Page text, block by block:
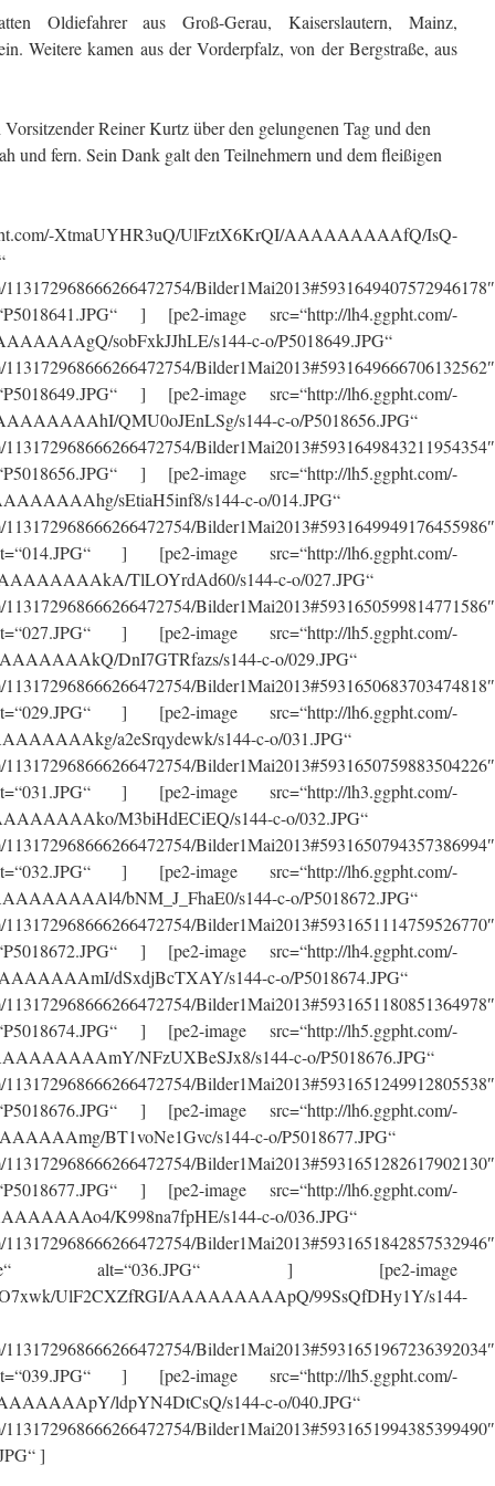
Oldiefahrer aus Groß-Gerau, Kaiserslautern, Mainz,
Weitere kamen aus der Vorderpfalz, von der Bergstraße, aus
Reiner Kurtz über den gelungenen Tag und den
und fern. Sein Dank galt den Teilnehmern und dem fleißigen
XtmaUYHR3uQ/UlFztX6KrQI/AAAAAAAAAfQ/IsQ-
Bilder1Mai2013#5931649407572946178″
] [pe2-image src=“http://lh4.ggpht.com/-
sobFxkJJhLE/s144-c-o/P5018649.JPG“
Bilder1Mai2013#5931649666706132562″
] [pe2-image src=“http://lh6.ggpht.com/-
QMU0oJEnLSg/s144-c-o/P5018656.JPG“
Bilder1Mai2013#5931649843211954354″
] [pe2-image src=“http://lh5.ggpht.com/-
sEtiaH5inf8/s144-c-o/014.JPG“
Bilder1Mai2013#5931649949176455986″
] [pe2-image src=“http://lh6.ggpht.com/-
TlLOYrdAd60/s144-c-o/027.JPG“
Bilder1Mai2013#5931650599814771586″
] [pe2-image src=“http://lh5.ggpht.com/-
DnI7GTRfazs/s144-c-o/029.JPG“
Bilder1Mai2013#5931650683703474818″
] [pe2-image src=“http://lh6.ggpht.com/-
a2eSrqydewk/s144-c-o/031.JPG“
Bilder1Mai2013#5931650759883504226″
] [pe2-image src=“http://lh3.ggpht.com/-
M3biHdECiEQ/s144-c-o/032.JPG“
Bilder1Mai2013#5931650794357386994″
] [pe2-image src=“http://lh6.ggpht.com/-
bNM_J_FhaE0/s144-c-o/P5018672.JPG“
Bilder1Mai2013#5931651114759526770″
] [pe2-image src=“http://lh4.ggpht.com/-
dSxdjBcTXAY/s144-c-o/P5018674.JPG“
Bilder1Mai2013#5931651180851364978″
] [pe2-image src=“http://lh5.ggpht.com/-
NFzUXBeSJx8/s144-c-o/P5018676.JPG“
Bilder1Mai2013#5931651249912805538″
] [pe2-image src=“http://lh6.ggpht.com/-
BT1voNe1Gvc/s144-c-o/P5018677.JPG“
Bilder1Mai2013#5931651282617902130″
] [pe2-image src=“http://lh6.ggpht.com/-
K998na7fpHE/s144-c-o/036.JPG“
Bilder1Mai2013#5931651842857532946″
alt=“036.JPG“ ] [pe2-image
UlF2CXZfRGI/AAAAAAAAApQ/99SsQfDHy1Y/s144-
Bilder1Mai2013#5931651967236392034″
] [pe2-image src=“http://lh5.ggpht.com/-
ldpYN4DtCsQ/s144-c-o/040.JPG“
Bilder1Mai2013#5931651994385399490″
]